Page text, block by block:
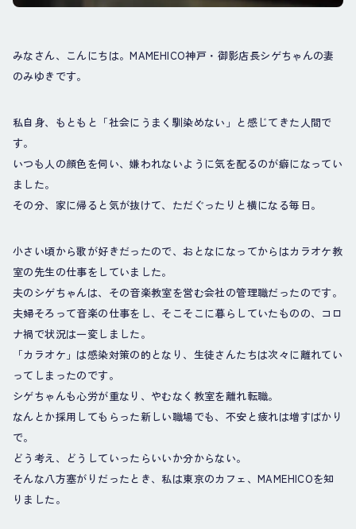
みなさん、こんにちは。MAMEHICO神戸・御影店長シゲちゃんの妻
のみゆきです。
私自身、もともと「社会にうまく馴染めない」と感じてきた人間で
す。
いつも人の顔色を伺い、嫌われないように気を配るのが癖になってい
ました。
その分、家に帰ると気が抜けて、ただぐったりと横になる毎日。
小さい頃から歌が好きだったので、おとなになってからはカラオケ教
室の先生の仕事をしていました。
夫のシゲちゃんは、その音楽教室を営む会社の管理職だったのです。
夫婦そろって音楽の仕事をし、そこそこに暮らしていたものの、コロ
ナ禍で状況は一変しました。
「カラオケ」は感染対策の的となり、生徒さんたちは次々に離れてい
ってしまったのです。
シゲちゃんも心労が重なり、やむなく教室を離れ転職。
なんとか採用してもらった新しい職場でも、不安と疲れは増すばかり
で。
どう考え、どうしていったらいいか分からない。
そんな八方塞がりだったとき、私は東京のカフェ、MAMEHICOを知
りました。